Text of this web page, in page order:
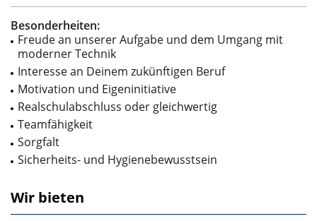
Besonderheiten:
Freude an unserer Aufgabe und dem Umgang mit
moderner Technik
Interesse an Deinem zukünftigen Beruf
Motivation und Eigeninitiative
Realschulabschluss oder gleichwertig
Teamfähigkeit
Sorgfalt
Sicherheits- und Hygienebewusstsein
Wir bieten